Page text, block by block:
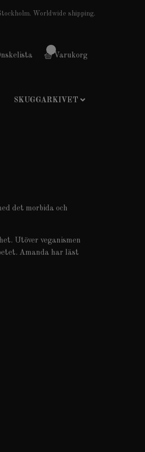
Worldwide shipping.
Varukorg
SKUGGARKIVET
det morbida och
Utöver veganismen
Amanda har läst